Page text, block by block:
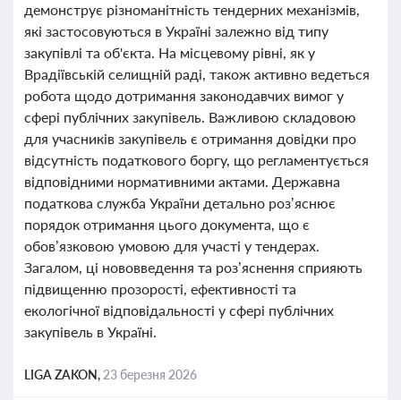
демонструє різноманітність тендерних механізмів,
які застосовуються в Україні залежно від типу
закупівлі та об'єкта. На місцевому рівні, як у
Врадіївській селищній раді, також активно ведеться
робота щодо дотримання законодавчих вимог у
сфері публічних закупівель. Важливою складовою
для учасників закупівель є отримання довідки про
відсутність податкового боргу, що регламентується
відповідними нормативними актами. Державна
податкова служба України детально роз’яснює
порядок отримання цього документа, що є
обов’язковою умовою для участі у тендерах.
Загалом, ці нововведення та роз’яснення сприяють
підвищенню прозорості, ефективності та
екологічної відповідальності у сфері публічних
закупівель в Україні.
LIGA ZAKON, 23 березня 2026